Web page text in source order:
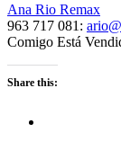
Ana Rio Remax
963 717 081:
Comigo Está
Share this: